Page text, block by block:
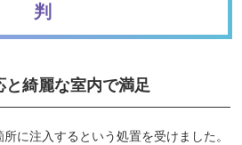
判
と綺麗な室内で満足
に注入するという処置を受けました。